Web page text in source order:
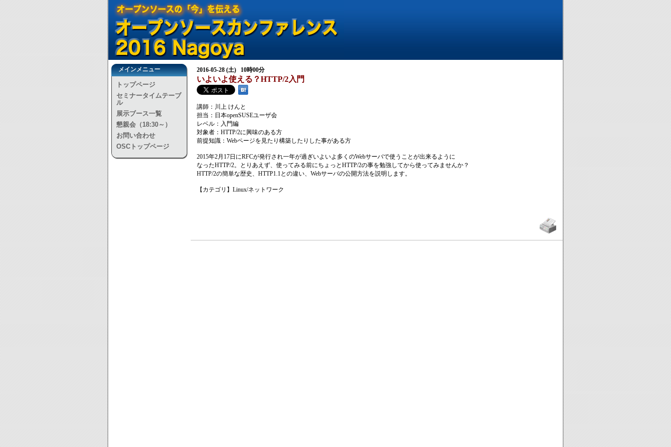
メインメニュー
トップページ
セミナータイムテーブ
ル
展示ブース一覧
懇親会（18:30～）
お問い合わせ
OSCトップページ
2016-05-28 (土) 10時00分
いよいよ使える？HTTP/2入門
講師：川上 けんと
担当：日本openSUSEユーザ会
レベル：入門編
対象者：HTTP/2に興味のある方
前提知識：Webページを見たり構築したりした事がある方
2015年2月17日にRFCが発行され一年が過ぎいよいよ多くのWebサーバで使うことが出来るように
なったHTTP/2。とりあえず、使ってみる前にちょっとHTTP/2の事を勉強してから使ってみませんか？
HTTP/2の簡単な歴史、HTTP1.1との違い、Webサーバの公開方法を説明します。
【カテゴリ】Linux/ネットワーク